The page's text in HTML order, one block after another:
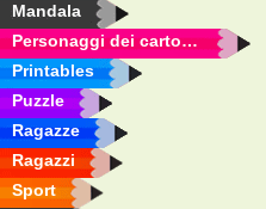
Mandala
Personaggi dei cartoni animati
Printables
Puzzle
Ragazze
Ragazzi
Sport